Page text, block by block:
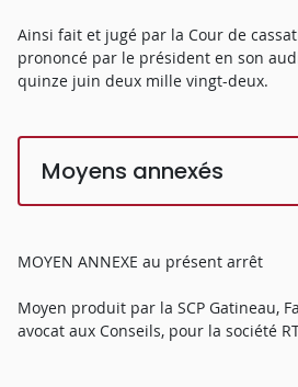
Ainsi fait et jugé par la Cour de
prononcé par le président en son
quinze juin deux mille vingt-deux.
Moyens annexés
MOYEN ANNEXE au présent arrêt
Moyen produit par la SCP Gatineau,
avocat aux Conseils, pour la société